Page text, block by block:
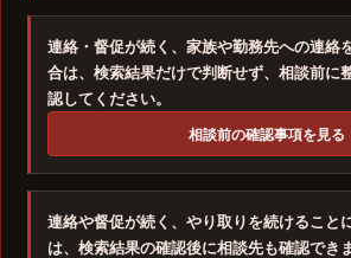
連絡・督促が続く、家族や勤務先への連絡
合は、検索結果だけで判断せず、相談前に
認してください。
相談前の確認事項を見る
連絡や督促が続く、やり取りを続けること
は、検索結果の確認後に相談先も確認できま